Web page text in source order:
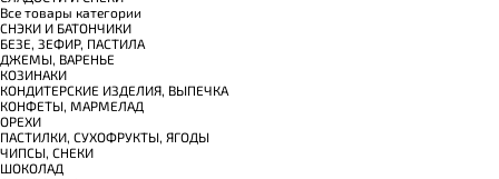
Все товары категории
СНЭКИ И БАТОНЧИКИ
БЕЗЕ, ЗЕФИР, ПАСТИЛА
ДЖЕМЫ, ВАРЕНЬЕ
КОЗИНАКИ
КОНДИТЕРСКИЕ ИЗДЕЛИЯ, ВЫПЕЧКА
КОНФЕТЫ, МАРМЕЛАД
ОРЕХИ
ПАСТИЛКИ, СУХОФРУКТЫ, ЯГОДЫ
ЧИПСЫ, СНЕКИ
ШОКОЛАД